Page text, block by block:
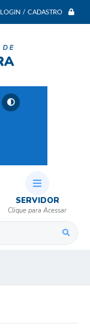
LOGIN / CADASTRO
SERVIDOR